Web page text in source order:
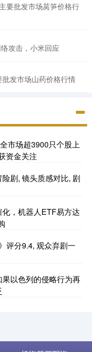
要批发市场莴笋价格行
攻击，小米回应
发市场山药价格行情
市场超3900只个股上
资金关注
剧, 镜头质感对比, 剧
，机器人ETF易方达
评分9.4, 观众弃剧一
以色列的侵略行为再